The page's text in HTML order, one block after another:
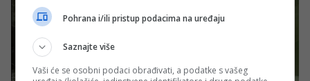
Pohrana i/ili pristup podacima na uređaju
Saznajte više
Vaši će se osobni podaci obrađivati, a podatke s vašeg